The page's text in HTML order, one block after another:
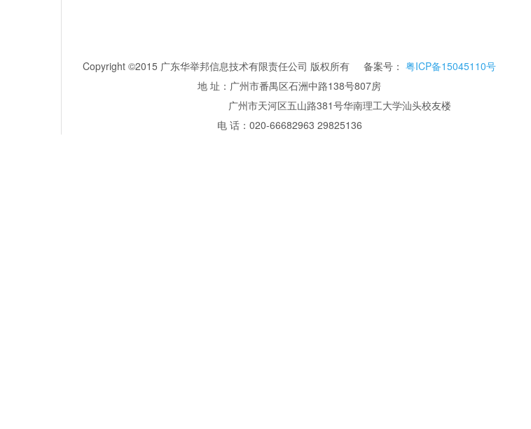
Copyright ©2015 广东华举邦信息技术有限责任公司 版权所有 备案号： 粤ICP备15045110号
地 址：广州市番禺区石洲中路138号807房
广州市天河区五山路381号华南理工大学汕头校友楼
电 话：020-66682963 29825136